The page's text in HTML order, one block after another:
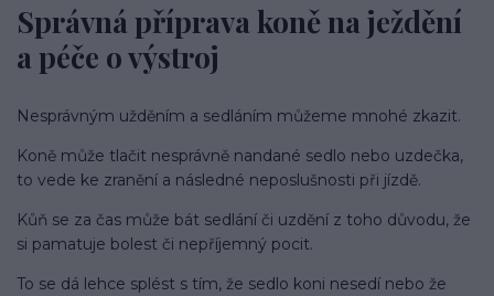
Správná příprava koně na ježdění
a péče o výstroj
Nesprávným užděním a sedláním můžeme mnohé zkazit.
Koně může tlačit nesprávně nandané sedlo nebo uzdečka,
to vede ke zranění a následné neposlušnosti při jízdě.
Kůň se za čas může bát sedlání či uzdění z toho důvodu, že
si pamatuje bolest či nepříjemný pocit.
To se dá lehce splést s tím, že sedlo koni nesedí nebo že